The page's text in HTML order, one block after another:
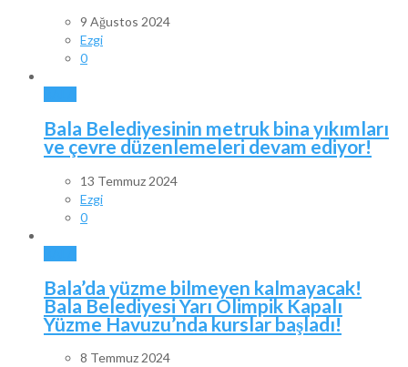
9 Ağustos 2024
Ezgi
0
Bala Belediyesinin metruk bina yıkımları
ve çevre düzenlemeleri devam ediyor!
13 Temmuz 2024
Ezgi
0
Bala’da yüzme bilmeyen kalmayacak!
Bala Belediyesi Yarı Olimpik Kapalı
Yüzme Havuzu’nda kurslar başladı!
8 Temmuz 2024